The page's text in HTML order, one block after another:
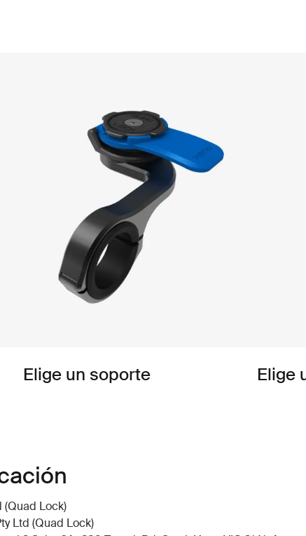
Elige un soporte Elige
Lock)
Ltd (Quad Lock)